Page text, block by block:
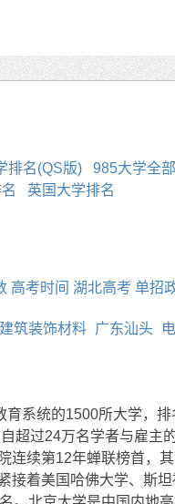
排名(QS版)
985大学全
英国大学排名
高考时间 湖北高考 单招
建筑装饰材料 广东汕头
育系统的1500所大学，排
超过24万名学者与雇主
连续第12年蝉联榜首，
接着美国哈佛大学、斯坦